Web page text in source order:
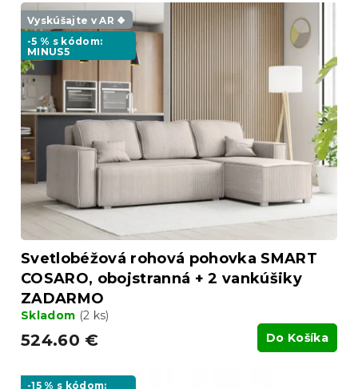
Vyskúšajte v AR ❖
-5 % s kódom:
MINUS5
Svetlobéžová rohová pohovka SMART
COSARO, obojstranná + 2 vankúšiky
ZADARMO
Skladom (2 ks)
524.60 € Do Košíka
-15 % s kódom: